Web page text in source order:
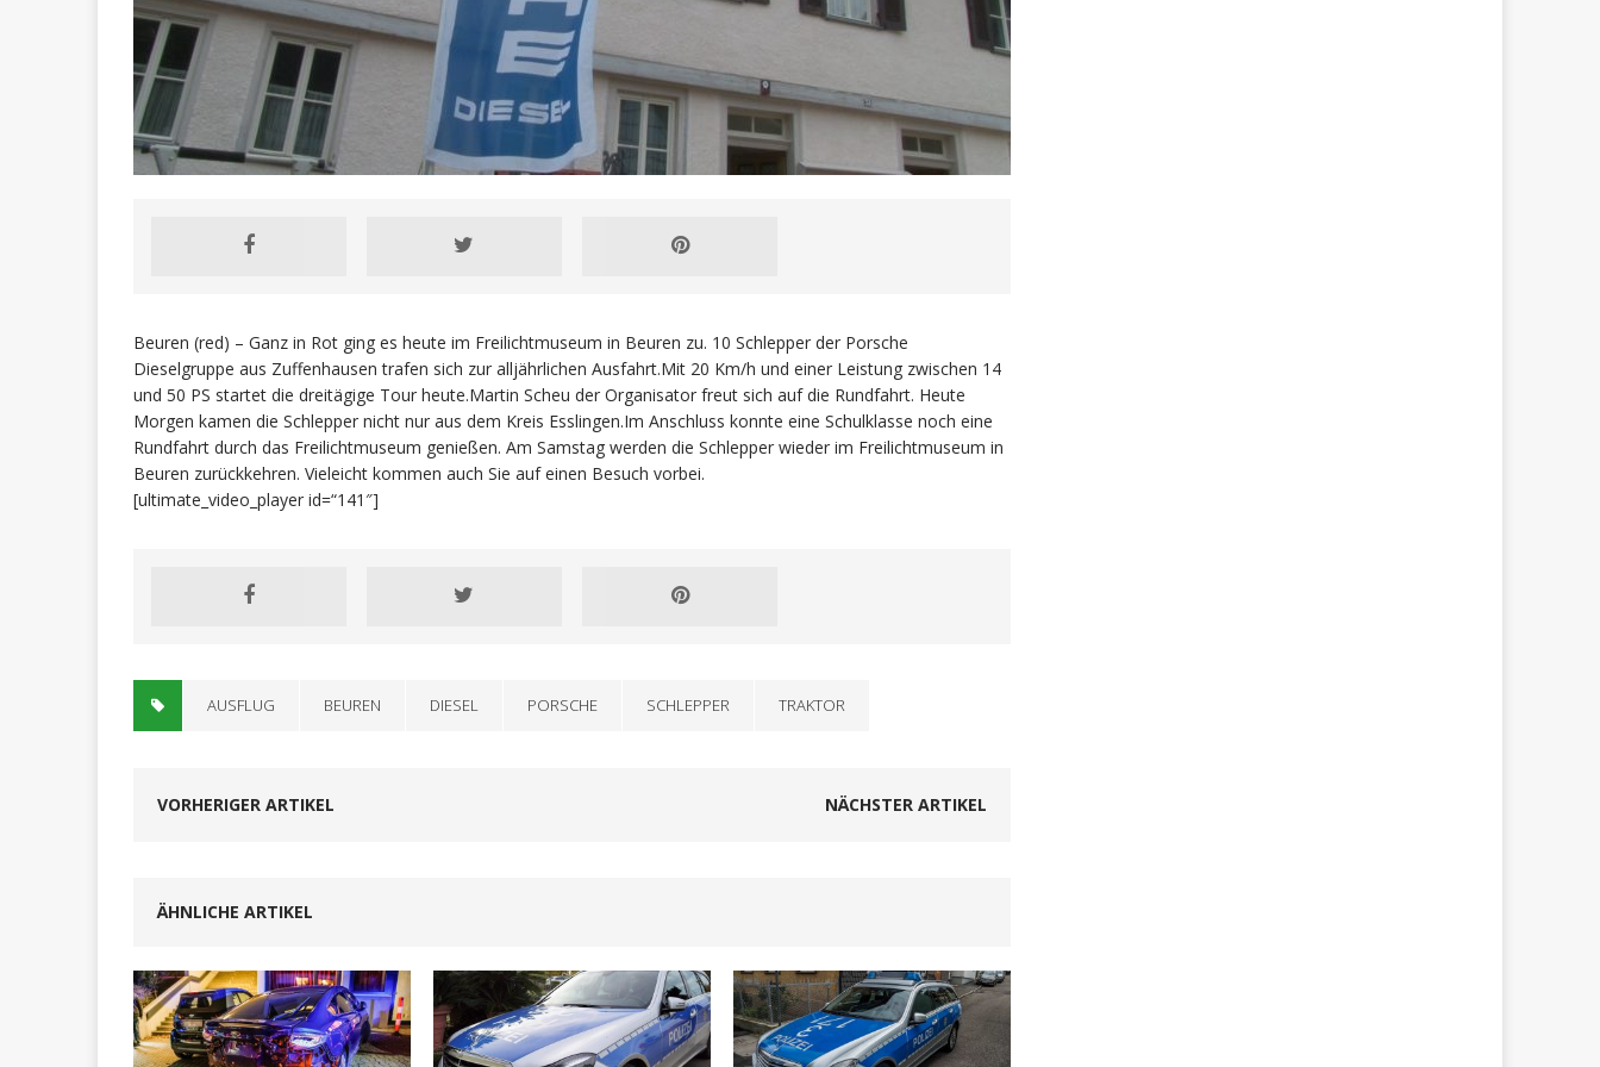
Beuren (red) – Ganz in Rot ging es heute im Freilichtmuseum in Beuren zu. 10 Schlepper der Porsche
Dieselgruppe aus Zuffenhausen trafen sich zur alljährlichen Ausfahrt.Mit 20 Km/h und einer Leistung zwischen 14
und 50 PS startet die dreitägige Tour heute.Martin Scheu der Organisator freut sich auf die Rundfahrt. Heute
Morgen kamen die Schlepper nicht nur aus dem Kreis Esslingen.Im Anschluss konnte eine Schulklasse noch eine
Rundfahrt durch das Freilichtmuseum genießen. Am Samstag werden die Schlepper wieder im Freilichtmuseum in
Beuren zurückkehren. Vieleicht kommen auch Sie auf einen Besuch vorbei.
[ultimate_video_player id=“141″]
AUSFLUG BEUREN DIESEL PORSCHE SCHLEPPER TRAKTOR
VORHERIGER ARTIKEL NÄCHSTER ARTIKEL
ÄHNLICHE ARTIKEL